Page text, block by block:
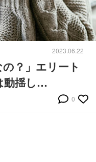
2023.06.22
？」エリート
動揺し…
0